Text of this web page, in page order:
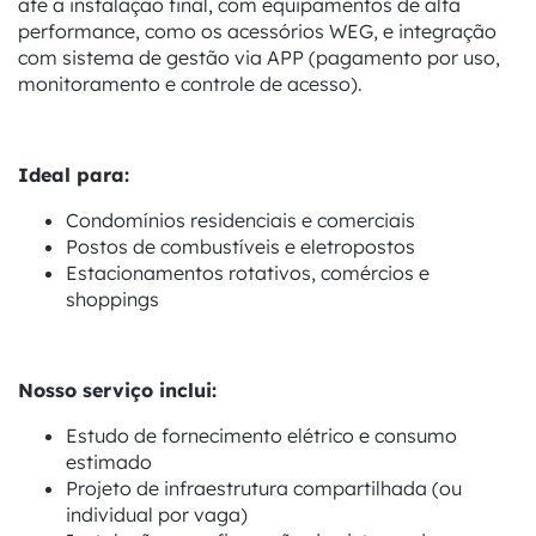
até a instalação final, com equipamentos de alta
performance, como os acessórios WEG, e integração
com sistema de gestão via APP (pagamento por uso,
monitoramento e controle de acesso).
Ideal para:
Condomínios residenciais e comerciais
Postos de combustíveis e eletropostos
Estacionamentos rotativos, comércios e
shoppings
Nosso serviço inclui:
Estudo de fornecimento elétrico e consumo
estimado
Projeto de infraestrutura compartilhada (ou
individual por vaga)